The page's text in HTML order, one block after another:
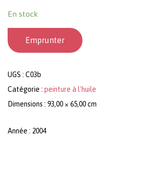
En stock
Emprunter
UGS : C03b
Catégorie : peinture à l'huile
Dimensions : 93,00 × 65,00 cm
Année : 2004